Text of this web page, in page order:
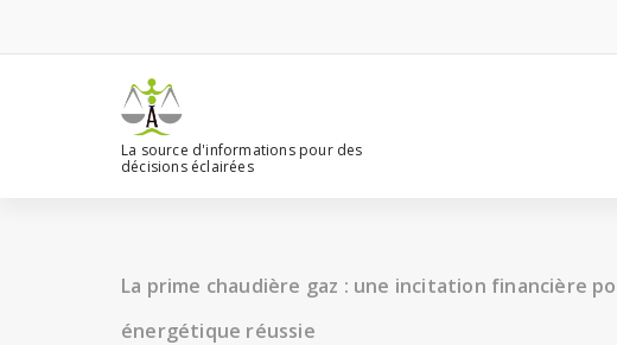
contenu
La source d'informations pour des
décisions éclairées
La prime chaudière gaz : une incitation financière
énergétique réussie